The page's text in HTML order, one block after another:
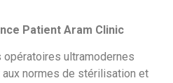
Patient Aram Clinic
opératoires ultramodernes
aux normes de stérilisation et